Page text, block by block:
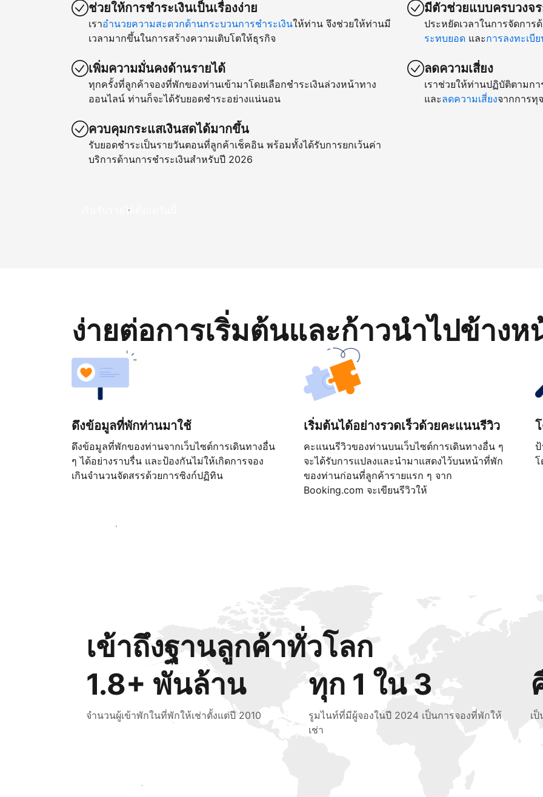
ช่วยให้การชำระเงินเป็นเรื่องง่าย
เราอำนวยความสะดวกด้านกระบวนการชำระเงินให้ท่าน จึงช่วยให้ท่านมี
เวลามากขึ้นในการสร้างความเติบโตให้ธุรกิจ
เพิ่มความมั่นคงด้านรายได้
ทุกครั้งที่ลูกค้าจองที่พักของท่านเข้ามาโดยเลือกชำระเงินล่วงหน้าทาง
ออนไลน์ ท่านก็จะได้รับยอดชำระอย่างแน่นอน
ควบคุมกระแสเงินสดได้มากขึ้น
รับยอดชำระเป็นรายวันตอนที่ลูกค้าเช็คอิน พร้อมทั้งได้รับการยกเว้นค่า
บริการด้านการชำระเงินสำหรับปี 2026
มีตัวช่วยแบบครบวงจ
ประหยัดเวลาในการจัดการ
ระทบยอด และการลงทะเบี
ลดความเสี่ยง
เราช่วยให้ท่านปฏิบัติตามก
และลดความเสี่ยงจากการทุ
เริ่มรับรายได้ตั้งแต่วันนี้
ง่ายต่อการเริ่มต้นและก้าวนำไปข้างห
ดึงข้อมูลที่พักท่านมาใช้
ดึงข้อมูลที่พักของท่านจากเว็บไซต์การเดินทางอื่น
ๆ ได้อย่างราบรื่น และป้องกันไม่ให้เกิดการจอง
เกินจำนวนจัดสรรด้วยการซิงก์ปฏิทิน
เริ่มต้นได้อย่างรวดเร็วด้วยคะแนนรีวิว
คะแนนรีวิวของท่านบนเว็บไซต์การเดินทางอื่น ๆ
จะได้รับการแปลงและนำมาแสดงไว้บนหน้าที่พัก
ของท่านก่อนที่ลูกค้ารายแรก ๆ จาก
Booking.com จะเขียนรีวิวให้
โ
เริ่มต้นตั้งแต่วันนี้
เข้าถึงฐานลูกค้าทั่วโลก
1.8+ พันล้าน
จำนวนผู้เข้าพักในที่พักให้เช่าตั้งแต่ปี 2010
ทุก 1 ใน 3
รูมไนท์ที่มีผู้จองในปี 2024 เป็นการจองที่พักให้
เช่า
เ
เข้าถึงลูกค้าใหม่ ๆ ตั้งแต่วันนี้